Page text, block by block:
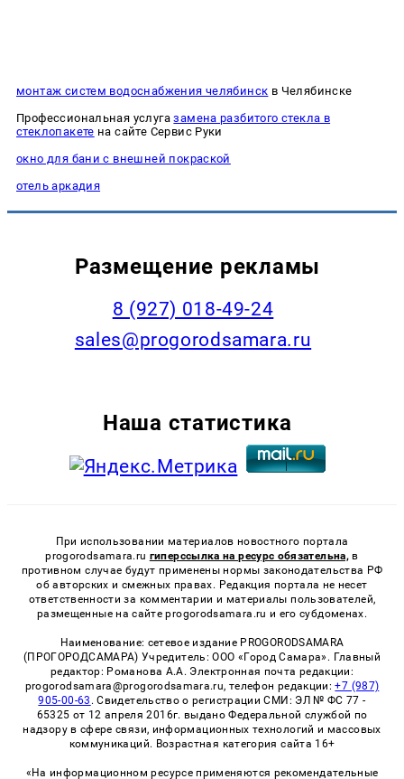
монтаж систем водоснабжения челябинск в Челябинске
Профессиональная услугазамена разбитого стекла в
стеклопакете на сайте Сервис Руки
окно для бани с внешней покраской
отель аркадия
Размещение рекламы
8 (927) 018-49-24
sales@progorodsamara.ru
Наша статистика
При использовании материалов новостного портала
progorodsamara.ru гиперссылка на ресурс обязательна, в
противном случае будут применены нормы законодательства РФ
об авторских и смежных правах. Редакция портала не несет
ответственности за комментарии и материалы пользователей,
размещенные на сайте progorodsamara.ru и его субдоменах.
Наименование: сетевое издание PROGORODSAMARA
(ПРОГОРОДСАМАРА) Учредитель: ООО «Город Самара». Главный
редактор: Романова А.А. Электронная почта редакции:
progorodsamara@progorodsamara.ru, телефон редакции:+7 (987)
905-00-63 . Свидетельство о регистрации СМИ: ЭЛ № ФС 77 -
65325 от 12 апреля 2016г. выдано Федеральной службой по
надзору в сфере связи, информационных технологий и массовых
коммуникаций. Возрастная категория сайта 16+
«На информационном ресурсе применяются рекомендательные